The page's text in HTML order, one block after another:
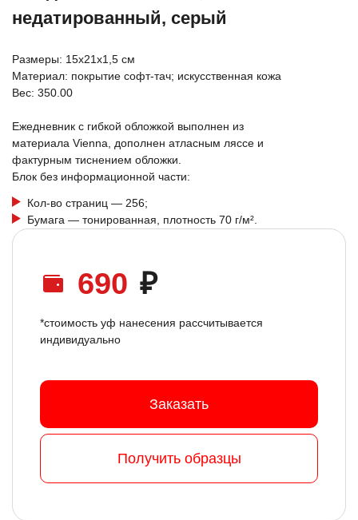
недатированный, серый
Размеры: 15х21х1,5 см
Материал: покрытие софт-тач; искусственная кожа
Вес: 350.00
Ежедневник с гибкой обложкой выполнен из
материала Vienna, дополнен атласным ляссе и
фактурным тиснением обложки.
Блок без информационной части:
Кол-во страниц — 256;
Бумага — тонированная, плотность 70 г/м².
690 ₽
*стоимость уф нанесения рассчитывается
индивидуально
Заказать
Получить образцы